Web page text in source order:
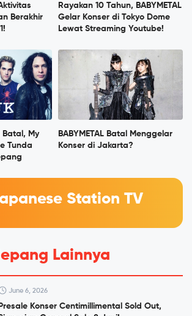
Berakhir
Rayakan 10 Tahun, BABYMETAL
Gelar Konser di Tokyo Dome
Lewat Streaming Youtube!
Batal, My
Tunda
BABYMETAL Batal Menggelar
Konser di Jakarta?
Station TV
Lainnya
June 6, 2026
Presale Konser Centimillimental Sold Out,